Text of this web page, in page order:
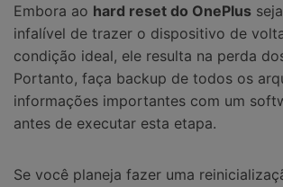
Embora ao hard reset do OnePlus
infalível de trazer o dispositivo de
condição ideal, ele resulta na perda
Portanto, faça backup de todos os
informações importantes com um
antes de executar esta etapa.
Se você planeja fazer uma